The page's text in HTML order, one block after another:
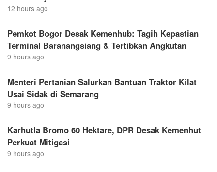
12 hours ago
Pemkot Bogor Desak Kemenhub: Tagih Kepastian
Terminal Baranangsiang & Tertibkan Angkutan
9 hours ago
Menteri Pertanian Salurkan Bantuan Traktor Kilat
Usai Sidak di Semarang
9 hours ago
Karhutla Bromo 60 Hektare, DPR Desak Kemenhut
Perkuat Mitigasi
9 hours ago